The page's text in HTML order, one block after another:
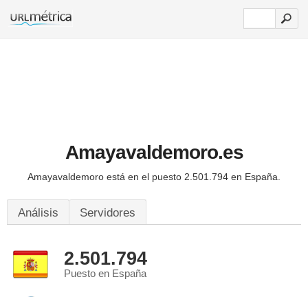
Amayavaldemoro.es
Amayavaldemoro está en el puesto 2.501.794 en España.
Análisis Servidores
2.501.794
Puesto en España